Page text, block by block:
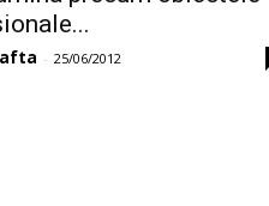
- 25/06/2012